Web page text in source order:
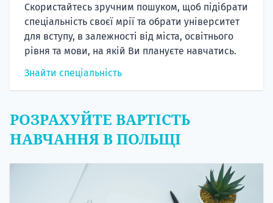
Скористайтесь зручним пошуком, щоб підібрати
спеціальність своєї мрії та обрати університет
для вступу, в залежності від міста, освітнього
рівня та мови, на якій Ви плануєте навчатись.
Знайти спеціальність
РОЗРАХУЙТЕ ВАРТІСТЬ
НАВЧАННЯ В ПОЛЬЩІ